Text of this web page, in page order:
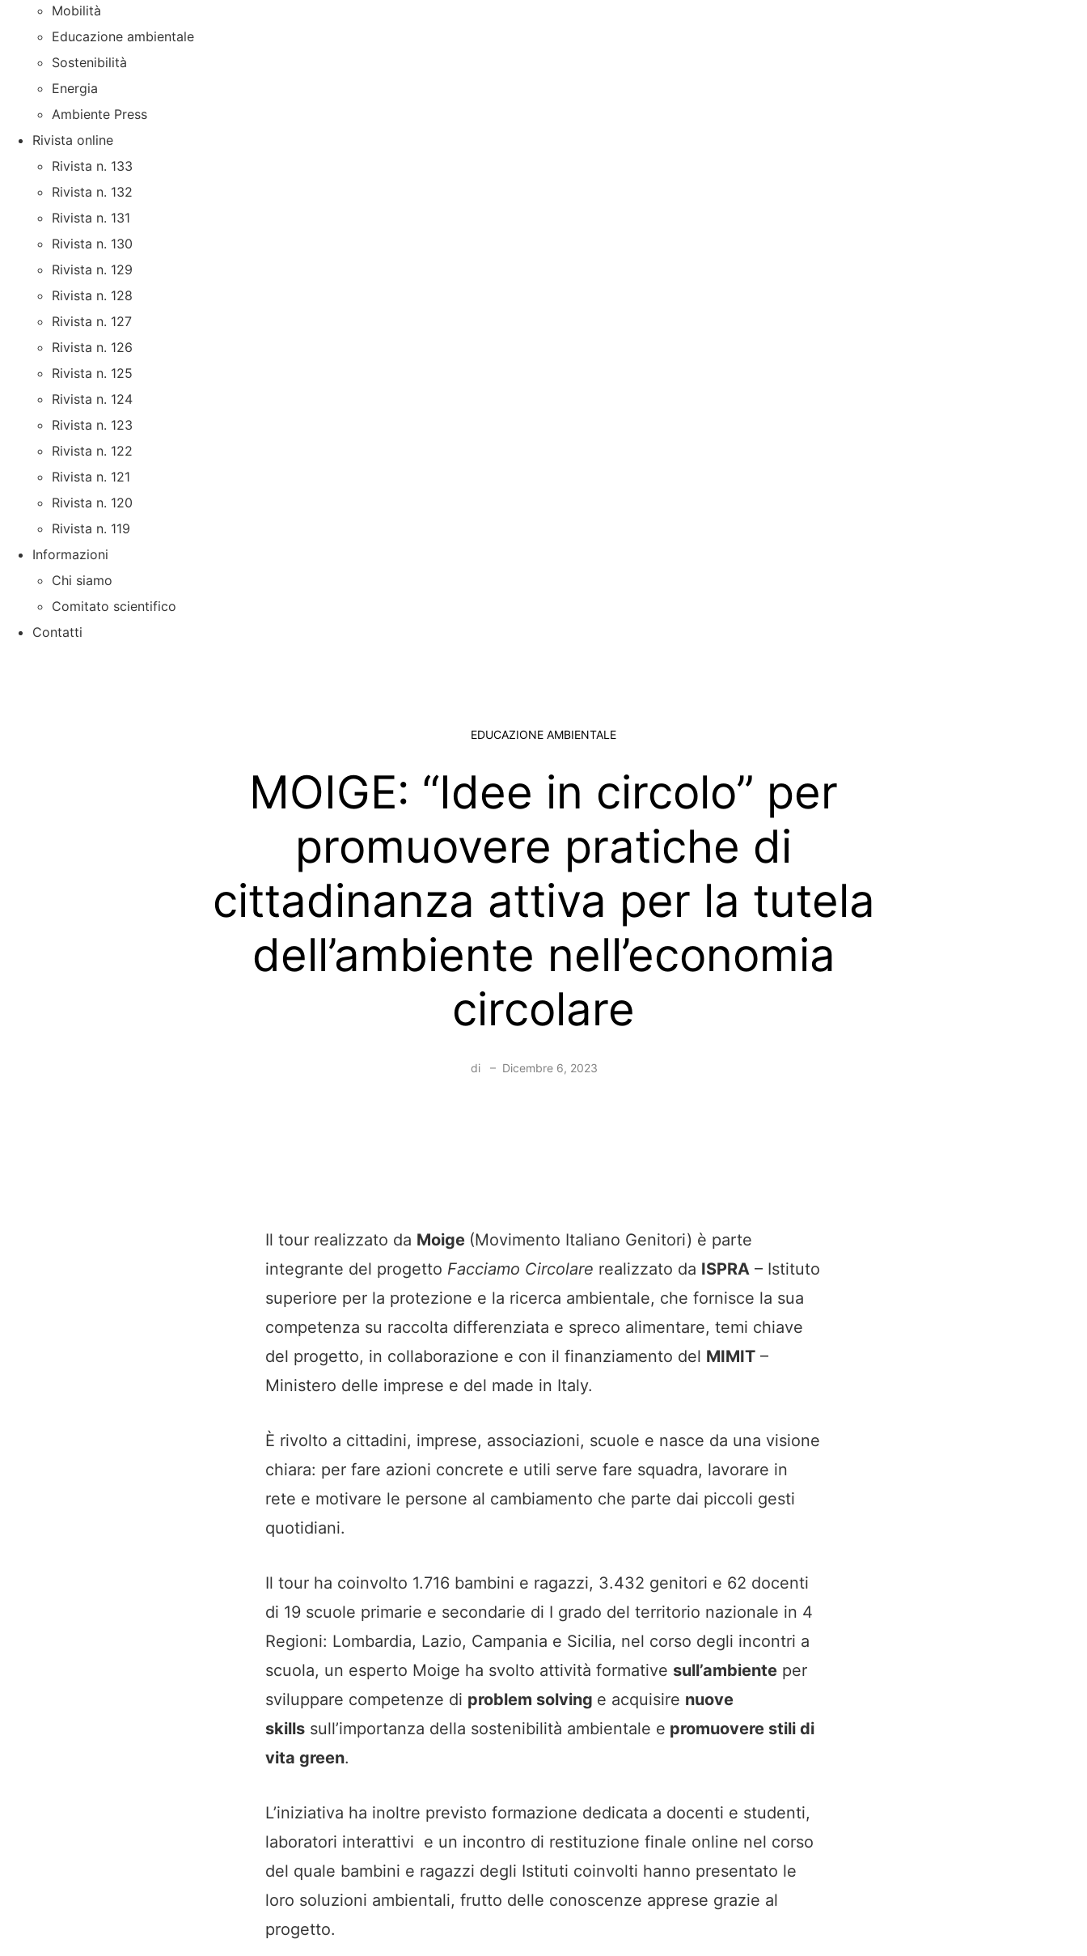
Mobilità
Educazione ambientale
Sostenibilità
Energia
Ambiente Press
Rivista online
Rivista n. 133
Rivista n. 132
Rivista n. 131
Rivista n. 130
Rivista n. 129
Rivista n. 128
Rivista n. 127
Rivista n. 126
Rivista n. 125
Rivista n. 124
Rivista n. 123
Rivista n. 122
Rivista n. 121
Rivista n. 120
Rivista n. 119
Informazioni
Chi siamo
Comitato scientifico
Contatti
EDUCAZIONE AMBIENTALE
MOIGE: “Idee in circolo” per
promuovere pratiche di
cittadinanza attiva per la tutela
dell’ambiente nell’economia
circolare
di – Dicembre 6, 2023
Il tour realizzato da Moige (Movimento Italiano Genitori) è parte
integrante del progetto Facciamo Circolare realizzato da ISPRA – Istituto
superiore per la protezione e la ricerca ambientale, che fornisce la sua
competenza su raccolta differenziata e spreco alimentare, temi chiave
del progetto, in collaborazione e con il finanziamento del MIMIT –
Ministero delle imprese e del made in Italy.
È rivolto a cittadini, imprese, associazioni, scuole e nasce da una visione
chiara: per fare azioni concrete e utili serve fare squadra, lavorare in
rete e motivare le persone al cambiamento che parte dai piccoli gesti
quotidiani.
Il tour ha coinvolto 1.716 bambini e ragazzi, 3.432 genitori e 62 docenti
di 19 scuole primarie e secondarie di I grado del territorio nazionale in 4
Regioni: Lombardia, Lazio, Campania e Sicilia, nel corso degli incontri a
scuola, un esperto Moige ha svolto attività formative sull’ambiente per
sviluppare competenze di problem solving e acquisire nuove
skills sull’importanza della sostenibilità ambientale e promuovere stili di
vita green.
L’iniziativa ha inoltre previsto formazione dedicata a docenti e studenti,
laboratori interattivi e un incontro di restituzione finale online nel corso
del quale bambini e ragazzi degli Istituti coinvolti hanno presentato le
loro soluzioni ambientali, frutto delle conoscenze apprese grazie al
progetto.